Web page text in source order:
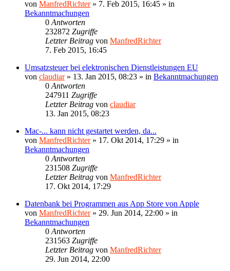
von ManfredRichter» 7. Feb 2015, 16:45 » in
Bekanntmachungen
0 Antworten
232872 Zugriffe
Letzter Beitrag von ManfredRichter
7. Feb 2015, 16:45
Umsatzsteuer bei elektronischen Dienstleistungen EU
von claudiar» 13. Jan 2015, 08:23 » in Bekanntmachungen
0 Antworten
247911 Zugriffe
Letzter Beitrag von claudiar
13. Jan 2015, 08:23
Mac-... kann nicht gestartet werden, da...
von ManfredRichter» 17. Okt 2014, 17:29 » in
Bekanntmachungen
0 Antworten
231508 Zugriffe
Letzter Beitrag von ManfredRichter
17. Okt 2014, 17:29
Datenbank bei Programmen aus App Store von Apple
von ManfredRichter» 29. Jun 2014, 22:00 » in
Bekanntmachungen
0 Antworten
231563 Zugriffe
Letzter Beitrag von ManfredRichter
29. Jun 2014, 22:00